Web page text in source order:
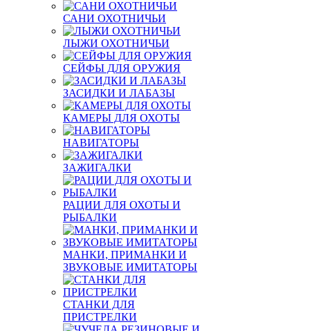
САНИ ОХОТНИЧЬИ
ЛЫЖИ ОХОТНИЧЬИ
СЕЙФЫ ДЛЯ ОРУЖИЯ
ЗАСИДКИ И ЛАБАЗЫ
КАМЕРЫ ДЛЯ ОХОТЫ
НАВИГАТОРЫ
ЗАЖИГАЛКИ
РАЦИИ ДЛЯ ОХОТЫ И
РЫБАЛКИ
МАНКИ, ПРИМАНКИ И
ЗВУКОВЫЕ ИМИТАТОРЫ
СТАНКИ ДЛЯ
ПРИСТРЕЛКИ